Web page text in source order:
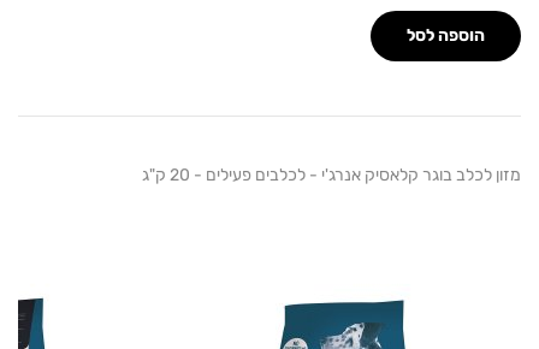
לסל
בוגר קלאסיק אנרג'י - לכלבים פעילים - 20 ק"ג